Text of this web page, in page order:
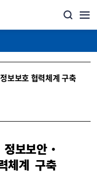
보보호 협력체계 구축
정보보안‧
체계 구축